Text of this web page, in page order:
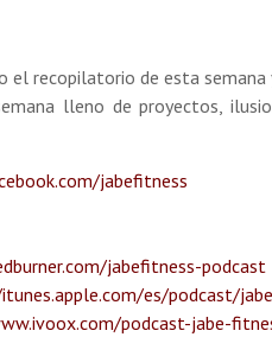
el recopilatorio de esta semana
lleno de proyectos,
jabefitness
jabefitness-podcast
es/podcast/
podcast-jabe-